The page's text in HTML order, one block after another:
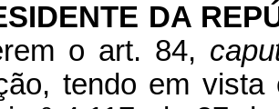
DA
o art. 84,
tendo em